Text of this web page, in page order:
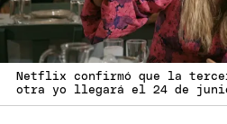
Netflix confirmó que la
otra yo llegará el 24 de